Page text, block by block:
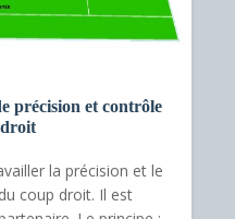
précision et contrôle
la précision et le
coup droit. Il est